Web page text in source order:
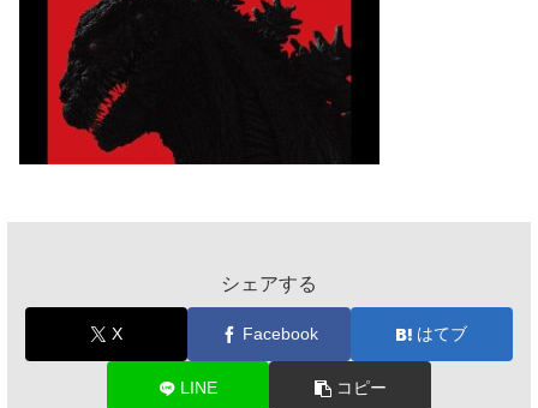
シェアする
X Facebook はてブ
LINE コピー